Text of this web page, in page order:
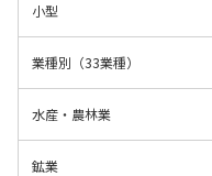
小型
業種別（33業種）
水産・農林業
鉱業